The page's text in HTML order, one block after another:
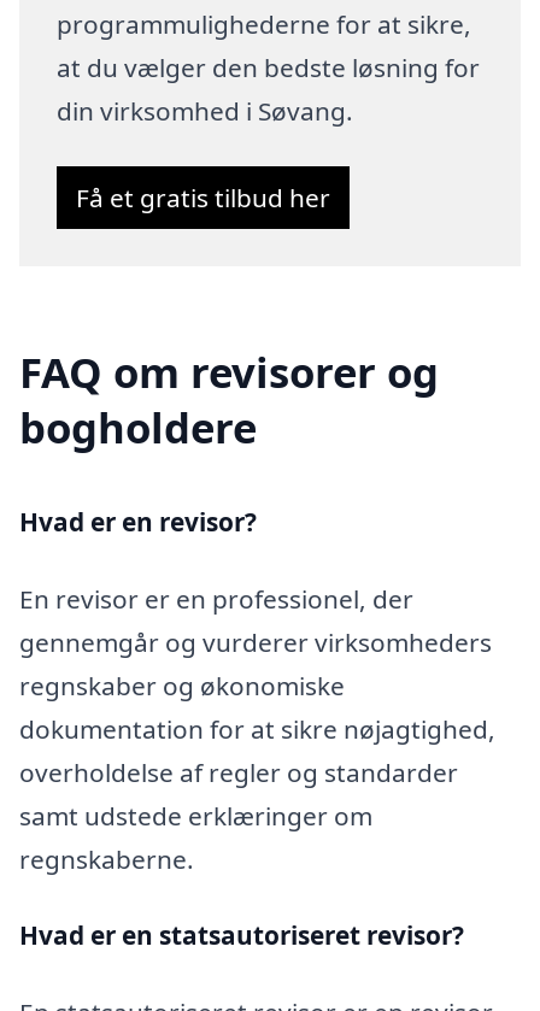
programmulighederne for at sikre,
at du vælger den bedste løsning for
din virksomhed i Søvang.
Få et gratis tilbud her
FAQ om revisorer og
bogholdere
Hvad er en revisor?
En revisor er en professionel, der
gennemgår og vurderer virksomheders
regnskaber og økonomiske
dokumentation for at sikre nøjagtighed,
overholdelse af regler og standarder
samt udstede erklæringer om
regnskaberne.
Hvad er en statsautoriseret revisor?